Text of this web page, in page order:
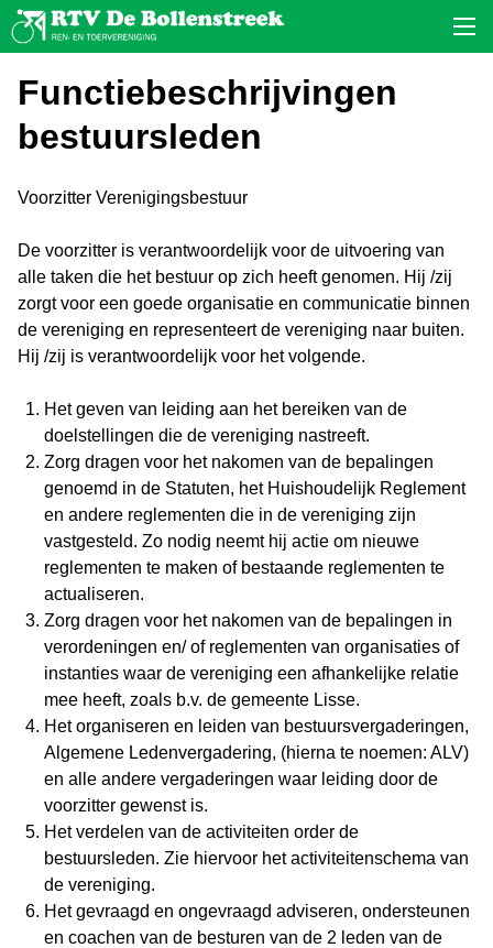
Functiebeschrijvingen
bestuursleden
Voorzitter Verenigingsbestuur
De voorzitter is verantwoordelijk voor de uitvoering van
alle taken die het bestuur op zich heeft genomen. Hij /zij
zorgt voor een goede organisatie en communicatie binnen
de vereniging en representeert de vereniging naar buiten.
Hij /zij is verantwoordelijk voor het volgende.
Het geven van leiding aan het bereiken van de
doelstellingen die de vereniging nastreeft.
Zorg dragen voor het nakomen van de bepalingen
genoemd in de Statuten, het Huishoudelijk Reglement
en andere reglementen die in de vereniging zijn
vastgesteld. Zo nodig neemt hij actie om nieuwe
reglementen te maken of bestaande reglementen te
actualiseren.
Zorg dragen voor het nakomen van de bepalingen in
verordeningen en/ of reglementen van organisaties of
instanties waar de vereniging een afhankelijke relatie
mee heeft, zoals b.v. de gemeente Lisse.
Het organiseren en leiden van bestuursvergaderingen,
Algemene Ledenvergadering, (hierna te noemen: ALV)
en alle andere vergaderingen waar leiding door de
voorzitter gewenst is.
Het verdelen van de activiteiten order de
bestuursleden. Zie hiervoor het activiteitenschema van
de vereniging.
Het gevraagd en ongevraagd adviseren, ondersteunen
en coachen van de besturen van de 2 leden van de